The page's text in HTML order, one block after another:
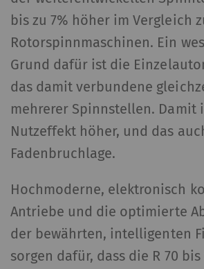
bis zu 7% höher im Vergleich
Rotorspinnmaschinen. Ein
Grund dafür ist die
das damit verbundene
mehrerer Spinnstellen. Damit
Nutzeffekt höher, und das
Fadenbruchlage.
Hochmoderne, elektronisch
Antriebe und die optimierte
der bewährten, intelligenten
sorgen dafür, dass die R 70